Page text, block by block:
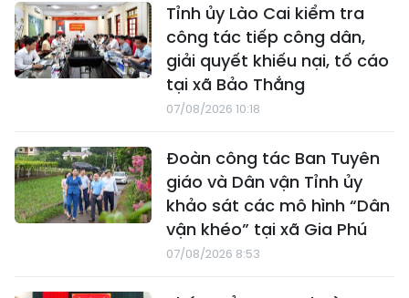
Tỉnh ủy Lào Cai kiểm tra
công tác tiếp công dân,
giải quyết khiếu nại, tố cáo
tại xã Bảo Thắng
07/08/2026 10:18
Đoàn công tác Ban Tuyên
giáo và Dân vận Tỉnh ủy
khảo sát các mô hình “Dân
vận khéo” tại xã Gia Phú
07/08/2026 8:53